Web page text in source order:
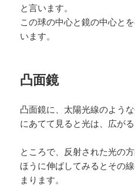
と言います。
この球の中心と鏡の中心と
います。
凸面鏡
凸面鏡に、太陽光線のよう
にあてて見ると光は、広が
ところで、反射された光の
ほうに伸ばしてみるとその
まります。